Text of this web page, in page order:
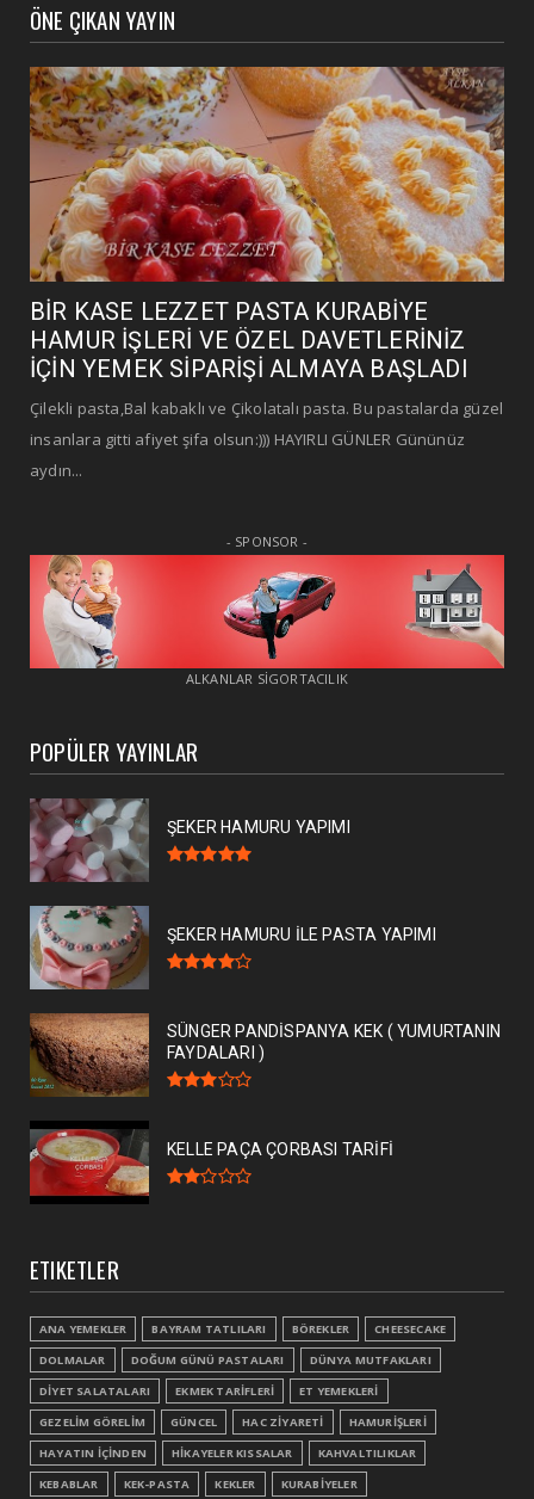
ÖNE ÇIKAN YAYIN
BİR KASE LEZZET PASTA KURABİYE
HAMUR İŞLERİ VE ÖZEL DAVETLERİNİZ
İÇİN YEMEK SİPARİŞİ ALMAYA BAŞLADI
Çilekli pasta,Bal kabaklı ve Çikolatalı pasta. Bu pastalarda güzel
insanlara gitti afiyet şifa olsun:))) HAYIRLI GÜNLER Gününüz
aydın...
- SPONSOR -
ALKANLAR SİGORTACILIK
POPÜLER YAYINLAR
ŞEKER HAMURU YAPIMI
ŞEKER HAMURU İLE PASTA YAPIMI
SÜNGER PANDİSPANYA KEK ( YUMURTANIN
FAYDALARI )
KELLE PAÇA ÇORBASI TARİFİ
ETIKETLER
ANA YEMEKLER BAYRAM TATLILARI BÖREKLER
CHEESECAKE
DOLMALAR
DOĞUM GÜNÜ PASTALARI
DÜNYA MUTFAKLARI
DİYET SALATALARI
EKMEK TARİFLERİ
ET YEMEKLERİ
GEZELİM GÖRELİM
GÜNCEL HAC ZİYARETİ
HAMURİŞLERİ
HAYATIN İÇİNDEN
HİKAYELER KISSALAR
KAHVALTILIKLAR
KEBABLAR
KEK-PASTA KEKLER KURABİYELER